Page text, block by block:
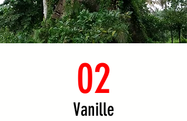
02
Vanille